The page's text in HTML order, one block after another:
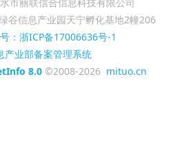
谷信息产业园天宁孵化基地2幢206
：浙ICP备17006636号-1
产业部备案管理系统
8.0©2008-2026 mituo.cn